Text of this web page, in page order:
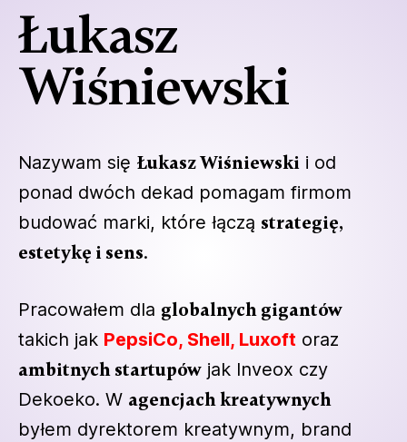
Łukasz
Wiśniewski
Nazywam się Łukasz Wiśniewskii od
ponad dwóch dekad pomagam firmom
budować marki, które łączą strategię,
estetykę i sens.
Pracowałem dla globalnych gigantów
takich jak PepsiCo, Shell, Luxoftoraz
ambitnych startupówjak Inveox czy
Dekoeko. W agencjach kreatywnych
byłem dyrektorem kreatywnym, brand